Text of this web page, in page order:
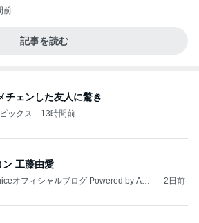
前
記事を読む
チェンした友人に驚き
ックス 13時間前
ン 工藤由愛
オフィシャルブログ Powered by Ame
2日前